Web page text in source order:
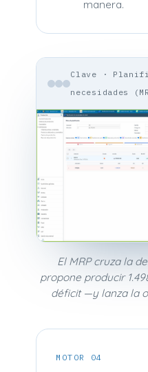
manera.
Clave ·
necesidades
El MRP cruza la
propone producir
déficit —y lanza la
MOTOR 04